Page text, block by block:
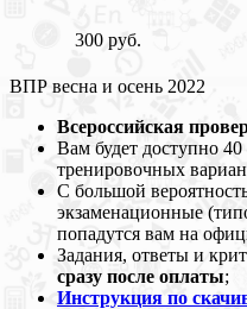
300 руб.
ВПР весна и осень 2022
Всероссийская
Вам будет доступно
тренировочных
С большой
экзаменационные
попадутся вам на
Задания, ответы и
сразу после оплаты;
Инструкция по